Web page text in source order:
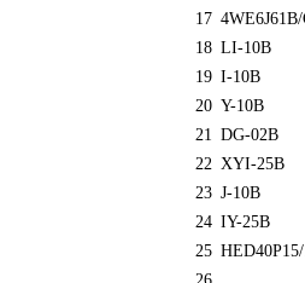
17
18 LI-10B
19 I-10B
20 Y-10B
21 DG-02B
22 XYI-25B
23 J-10B
24 IY-25B
25